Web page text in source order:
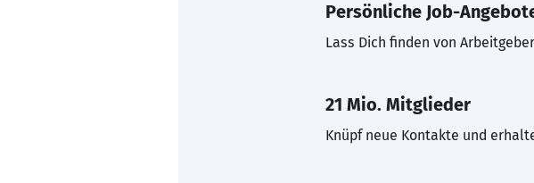
Persönliche Job-
Lass Dich finden von
21 Mio. Mitglieder
Knüpf neue Kontakte und